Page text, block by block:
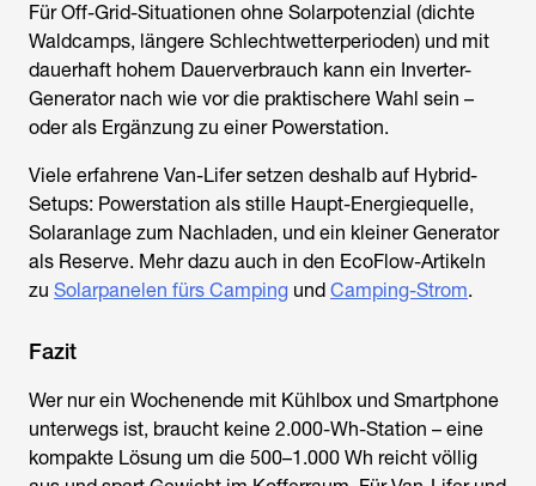
Für Off-Grid-Situationen ohne Solarpotenzial (dichte
Waldcamps, längere Schlechtwetterperioden) und mit
dauerhaft hohem Dauerverbrauch kann ein Inverter-
Generator nach wie vor die praktischere Wahl sein –
oder als Ergänzung zu einer Powerstation.
Viele erfahrene Van-Lifer setzen deshalb auf Hybrid-
Setups: Powerstation als stille Haupt-Energiequelle,
Solaranlage zum Nachladen, und ein kleiner Generator
als Reserve. Mehr dazu auch in den EcoFlow-Artikeln
zu Solarpanelen fürs Camping und Camping-Strom.
Fazit
Wer nur ein Wochenende mit Kühlbox und Smartphone
unterwegs ist, braucht keine 2.000-Wh-Station – eine
kompakte Lösung um die 500–1.000 Wh reicht völlig